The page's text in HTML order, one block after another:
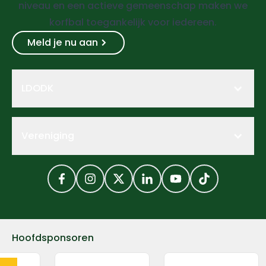
niveau en een actieve gemeenschap maken we
korfbal toegankelijk voor iedereen.
Meld je nu aan
FacebookInstagram
TwitterLinkedInYouTubeTikTok
Hoofdsponsoren